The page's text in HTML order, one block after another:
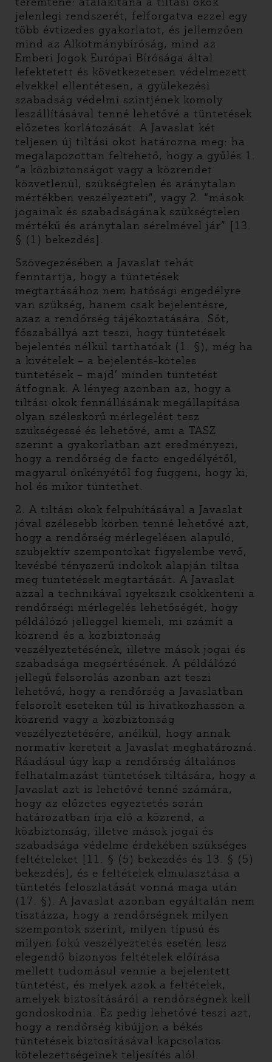
jelenlegi rendszerét, felforgatva ezzel egy
több évtizedes gyakorlatot, és jellemzően
mind az Alkotmánybíróság, mind az
Emberi Jogok Európai Bírósága által
lefektetett és következetesen védelmezett
elvekkel ellentétesen, a gyülekezési
szabadság védelmi szintjének komoly
leszállításával tenné lehetővé a tüntetések
előzetes korlátozását. A Javaslat két
teljesen új tiltási okot határozna meg: ha
megalapozottan feltehető, hogy a gyűlés 1.
“a közbiztonságot vagy a közrendet
közvetlenül, szükségtelen és aránytalan
mértékben veszélyezteti”, vagy 2. “mások
jogainak és szabadságának szükségtelen
mértékű és aránytalan sérelmével jár” [13.
§ (1) bekezdés].
Szövegezésében a Javaslat tehát
fenntartja, hogy a tüntetések
megtartásához nem hatósági engedélyre
van szükség, hanem csak bejelentésre,
azaz a rendőrség tájékoztatására. Sőt,
főszabállyá azt teszi, hogy tüntetések
bejelentés nélkül tarthatóak (1. §), még ha
a kivételek – a bejelentés-köteles
tüntetések – majd’ minden tüntetést
átfognak. A lényeg azonban az, hogy a
tiltási okok fennállásának megállapítása
olyan széleskörű mérlegelést tesz
szükségessé és lehetővé, ami a TASZ
szerint a gyakorlatban azt eredményezi,
hogy a rendőrség de facto engedélyétől,
magyarul önkényétől fog függeni, hogy ki,
hol és mikor tüntethet.
2. A tiltási okok felpuhításával a Javaslat
jóval szélesebb körben tenné lehetővé azt,
hogy a rendőrség mérlegelésen alapuló,
szubjektív szempontokat figyelembe vevő,
kevésbé tényszerű indokok alapján tiltsa
meg tüntetések megtartását. A Javaslat
azzal a technikával igyekszik csökkenteni a
rendőrségi mérlegelés lehetőségét, hogy
példálózó jelleggel kiemeli, mi számít a
közrend és a közbiztonság
veszélyeztetésének, illetve mások jogai és
szabadsága megsértésének. A példálózó
jellegű felsorolás azonban azt teszi
lehetővé, hogy a rendőrség a Javaslatban
felsorolt eseteken túl is hivatkozhasson a
közrend vagy a közbiztonság
veszélyeztetésére, anélkül, hogy annak
normatív kereteit a Javaslat meghatározná.
Ráadásul úgy kap a rendőrség általános
felhatalmazást tüntetések tiltására, hogy a
Javaslat azt is lehetővé tenné számára,
hogy az előzetes egyeztetés során
határozatban írja elő a közrend, a
közbiztonság, illetve mások jogai és
szabadsága védelme érdekében szükséges
feltételeket [11. § (5) bekezdés és 13. § (5)
bekezdés], és e feltételek elmulasztása a
tüntetés feloszlatását vonná maga után
(17. §). A Javaslat azonban egyáltalán nem
tisztázza, hogy a rendőrségnek milyen
szempontok szerint, milyen típusú és
milyen fokú veszélyeztetés esetén lesz
elegendő bizonyos feltételek előírása
mellett tudomásul vennie a bejelentett
tüntetést, és melyek azok a feltételek,
amelyek biztosításáról a rendőrségnek kell
gondoskodnia. Ez pedig lehetővé teszi azt,
hogy a rendőrség kibújjon a békés
tüntetések biztosításával kapcsolatos
kötelezettségeinek teljesítés alól.